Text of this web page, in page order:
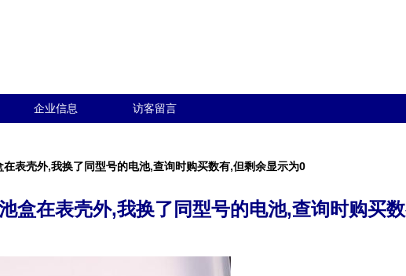
企业信息 访客留言
表壳外,我换了同型号的电池,查询时购买数有,但剩余显示为0
盒在表壳外,我换了同型号的电池,查询时购买